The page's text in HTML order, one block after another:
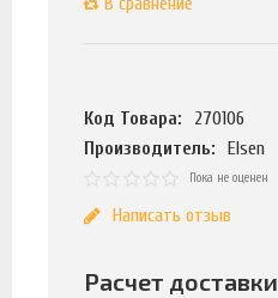
Код Товара:
270106
Производитель:
Elsen
Пока не оценен
Написать отзыв
Расчет доставки